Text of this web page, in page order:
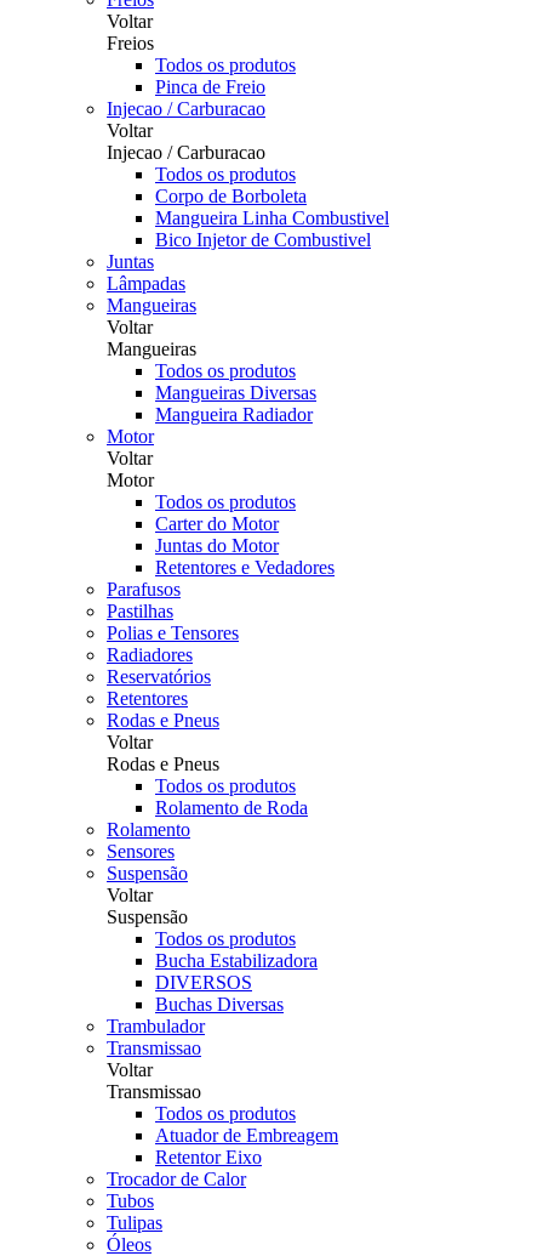
Voltar
Freios
Todos os produtos
Pinca de Freio
Injecao / Carburacao
Voltar
Injecao / Carburacao
Todos os produtos
Corpo de Borboleta
Mangueira Linha Combustivel
Bico Injetor de Combustivel
Juntas
Lâmpadas
Mangueiras
Voltar
Mangueiras
Todos os produtos
Mangueiras Diversas
Mangueira Radiador
Motor
Voltar
Motor
Todos os produtos
Carter do Motor
Juntas do Motor
Retentores e Vedadores
Parafusos
Pastilhas
Polias e Tensores
Radiadores
Reservatórios
Retentores
Rodas e Pneus
Voltar
Rodas e Pneus
Todos os produtos
Rolamento de Roda
Rolamento
Sensores
Suspensão
Voltar
Suspensão
Todos os produtos
Bucha Estabilizadora
DIVERSOS
Buchas Diversas
Trambulador
Transmissao
Voltar
Transmissao
Todos os produtos
Atuador de Embreagem
Retentor Eixo
Trocador de Calor
Tubos
Tulipas
Óleos